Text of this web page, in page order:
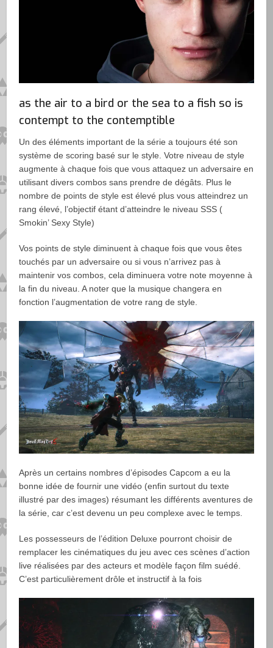
as the air to a bird or the sea to a fish so is
contempt to the contemptible
Un des éléments important de la série a toujours été son
système de scoring basé sur le style. Votre niveau de style
augmente à chaque fois que vous attaquez un adversaire en
utilisant divers combos sans prendre de dégâts. Plus le
nombre de points de style est élevé plus vous atteindrez un
rang élevé, l’objectif étant d’atteindre le niveau SSS (
Smokin’ Sexy Style)
Vos points de style diminuent à chaque fois que vous êtes
touchés par un adversaire ou si vous n’arrivez pas à
maintenir vos combos, cela diminuera votre note moyenne à
la fin du niveau. A noter que la musique changera en
fonction l’augmentation de votre rang de style.
Après un certains nombres d’épisodes Capcom a eu la
bonne idée de fournir une vidéo (enfin surtout du texte
illustré par des images) résumant les différents aventures de
la série, car c’est devenu un peu complexe avec le temps.
Les possesseurs de l’édition Deluxe pourront choisir de
remplacer les cinématiques du jeu avec ces scènes d’action
live réalisées par des acteurs et modèle façon film suédé.
C’est particulièrement drôle et instructif à la fois